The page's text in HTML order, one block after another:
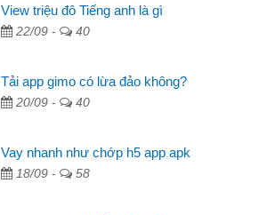
View triệu đô Tiếng anh là gì
22/09 - 40
Tải app gimo có lừa đảo không?
20/09 - 40
Vay nhanh như chớp h5 app apk
18/09 - 58